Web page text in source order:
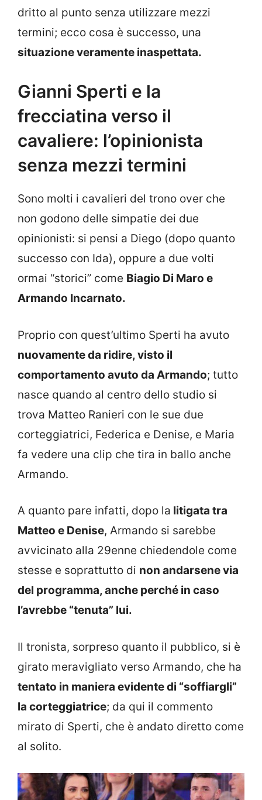
dritto al punto senza utilizzare mezzi
termini; ecco cosa è successo, una
situazione veramente inaspettata.
Gianni Sperti e la
frecciatina verso il
cavaliere: l’opinionista
senza mezzi termini
Sono molti i cavalieri del trono over che
non godono delle simpatie dei due
opinionisti: si pensi a Diego (dopo quanto
successo con Ida), oppure a due volti
ormai “storici” come Biagio Di Maro e
Armando Incarnato.
Proprio con quest’ultimo Sperti ha avuto
nuovamente da ridire, visto il
comportamento avuto da Armando; tutto
nasce quando al centro dello studio si
trova Matteo Ranieri con le sue due
corteggiatrici, Federica e Denise, e Maria
fa vedere una clip che tira in ballo anche
Armando.
A quanto pare infatti, dopo la litigata tra
Matteo e Denise, Armando si sarebbe
avvicinato alla 29enne chiedendole come
stesse e soprattutto di non andarsene via
del programma, anche perché in caso
l’avrebbe “tenuta” lui.
Il tronista, sorpreso quanto il pubblico, si è
girato meravigliato verso Armando, che ha
tentato in maniera evidente di “soffiargli”
la corteggiatrice; da qui il commento
mirato di Sperti, che è andato diretto come
al solito.